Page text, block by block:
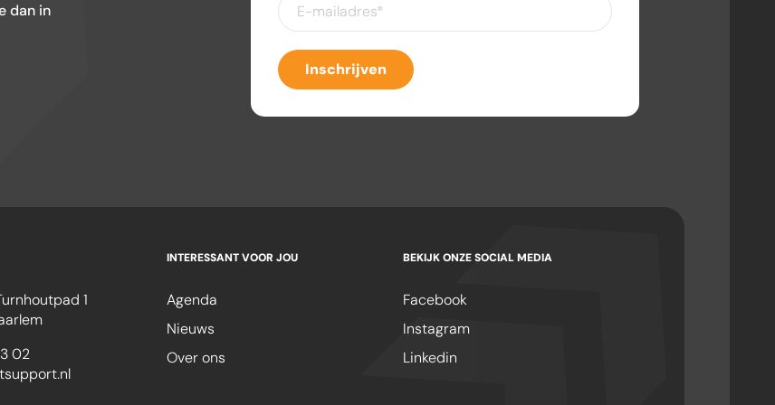
dan in
mailadres(Vereist)
Inschrijven
1
02
INTERESSANT VOOR JOU
Agenda
Nieuws
Over ons
BEKIJK ONZE SOCIAL MEDIA
Facebook
Instagram
Linkedin